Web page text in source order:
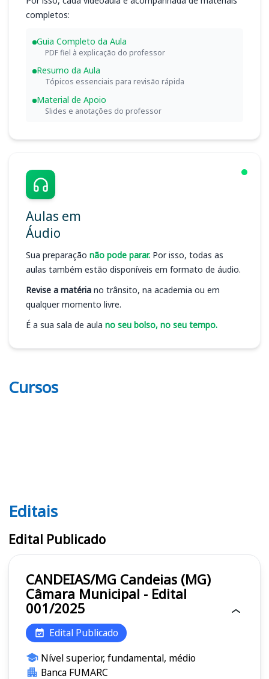
completos:
Guia Completo da Aula
PDF fiel à explicação do professor
Resumo da Aula
Tópicos essenciais para revisão rápida
Material de Apoio
Slides e anotações do professor
Aulas em
Áudio
Sua preparação não pode parar. Por isso, todas as
aulas também estão disponíveis em formato de áudio.
Revise a matéria no trânsito, na academia ou em
qualquer momento livre.
É a sua sala de aula no seu bolso, no seu tempo.
Cursos
Editais
Editais
Edital Publicado
CANDEIAS/MG Candeias (MG)
Câmara Municipal - Edital
001/2025
Edital Publicado
Nível superior, fundamental, médio
Banca FUMARC